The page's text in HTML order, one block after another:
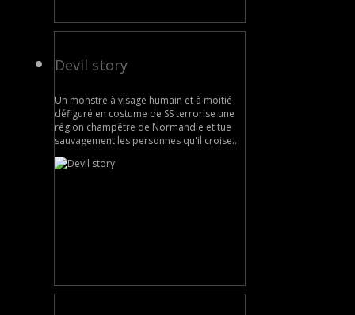
Devil story
Un monstre à visage humain et à moitié
défiguré en costume de SS terrorise une
région champêtre de Normandie et tue
sauvagement les personnes qu'il croise..